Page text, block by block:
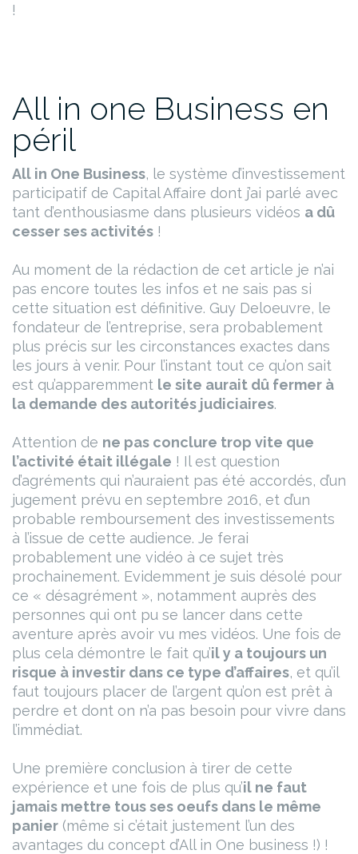
!
All in one Business en
péril
All in One Business, le système d’investissement
participatif de Capital Affaire dont j’ai parlé avec
tant d’enthousiasme dans plusieurs vidéos a dû
cesser ses activités !
Au moment de la rédaction de cet article je n’ai
pas encore toutes les infos et ne sais pas si
cette situation est définitive. Guy Deloeuvre, le
fondateur de l’entreprise, sera probablement
plus précis sur les circonstances exactes dans
les jours à venir. Pour l’instant tout ce qu’on sait
est qu’apparemment le site aurait dû fermer à
la demande des autorités judiciaires.
Attention de ne pas conclure trop vite que
l’activité était illégale ! Il est question
d’agréments qui n’auraient pas été accordés, d’un
jugement prévu en septembre 2016, et d’un
probable remboursement des investissements
à l’issue de cette audience. Je ferai
probablement une vidéo à ce sujet très
prochainement. Evidemment je suis désolé pour
ce « désagrément », notamment auprès des
personnes qui ont pu se lancer dans cette
aventure après avoir vu mes vidéos. Une fois de
plus cela démontre le fait qu’il y a toujours un
risque à investir dans ce type d’affaires, et qu’il
faut toujours placer de l’argent qu’on est prêt à
perdre et dont on n’a pas besoin pour vivre dans
l’immédiat.
Une première conclusion à tirer de cette
expérience et une fois de plus qu’il ne faut
jamais mettre tous ses oeufs dans le même
panier (même si c’était justement l’un des
avantages du concept d’All in One business !) !